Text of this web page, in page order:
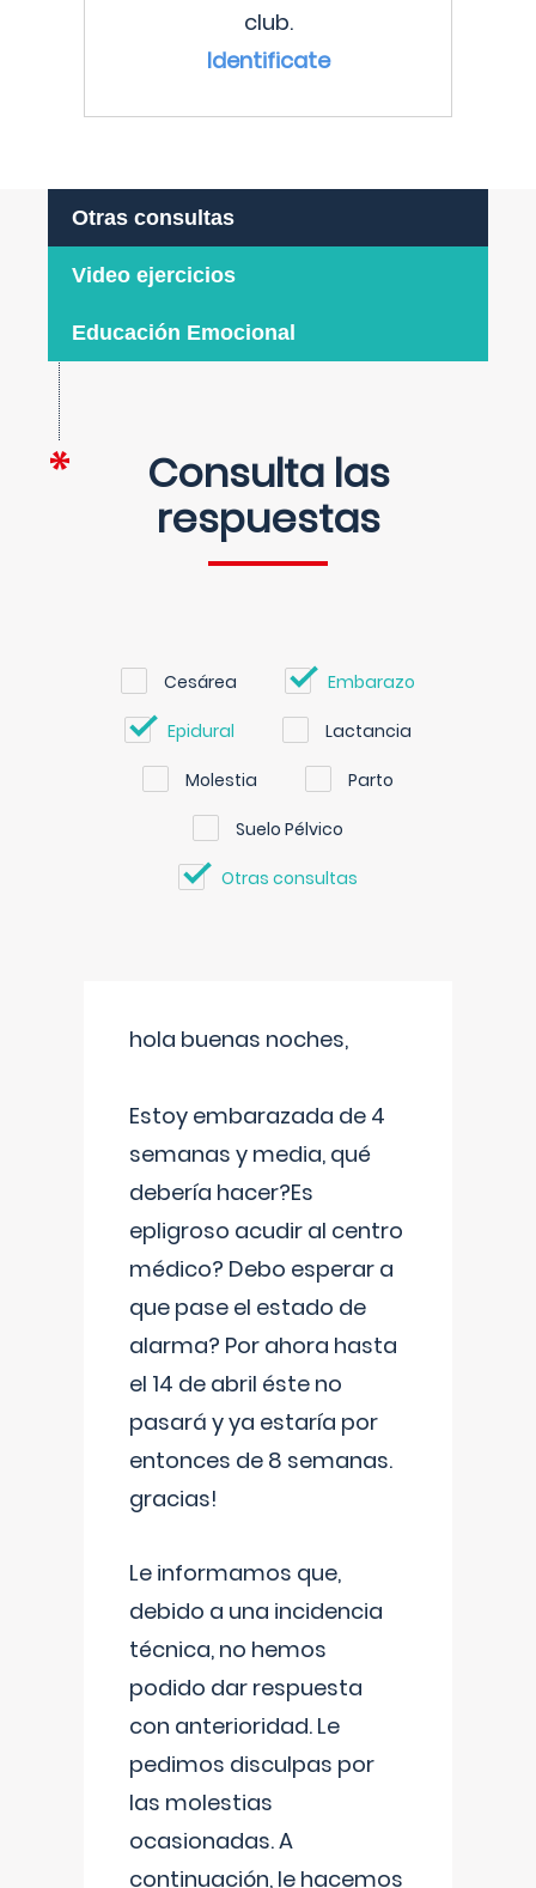
club.
Identificate
Otras consultas
Video ejercicios
Educación Emocional
Consulta las
respuestas
Cesárea Embarazo
Epidural Lactancia
Molestia Parto
Suelo Pélvico
Otras consultas
hola buenas noches,
Estoy embarazada de 4
semanas y media, qué
debería hacer?Es
epligroso acudir al centro
médico? Debo esperar a
que pase el estado de
alarma? Por ahora hasta
el 14 de abril éste no
pasará y ya estaría por
entonces de 8 semanas.
gracias!
Le informamos que,
debido a una incidencia
técnica, no hemos
podido dar respuesta
con anterioridad. Le
pedimos disculpas por
las molestias
ocasionadas. A
continuación, le hacemos